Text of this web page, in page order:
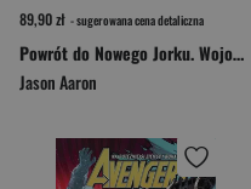
89,90 zł - sugerowana cena detaliczna
Powrót do Nowego Jorku. Wojownicze Żółwie Ninja. Tom 1 wyd. 2025
Jason Aaron